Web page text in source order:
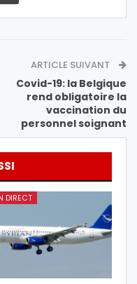
ARTICLE SUIVANT
Covid-19: la Belgique
rend obligatoire la
vaccination du
personnel soignant
DIRECT